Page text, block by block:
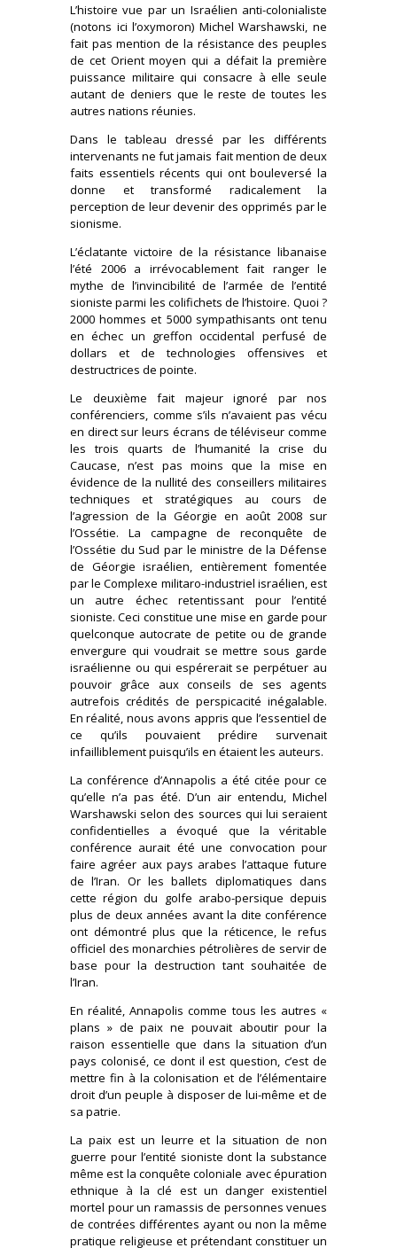
L’histoire vue par un Israélien anti-colonialiste
(notons ici l’oxymoron) Michel Warshawski, ne
fait pas mention de la résistance des peuples
de cet Orient moyen qui a défait la première
puissance militaire qui consacre à elle seule
autant de deniers que le reste de toutes les
autres nations réunies.
Dans le tableau dressé par les différents
intervenants ne fut jamais fait mention de deux
faits essentiels récents qui ont bouleversé la
donne et transformé radicalement la
perception de leur devenir des opprimés par le
sionisme.
L’éclatante victoire de la résistance libanaise
l’été 2006 a irrévocablement fait ranger le
mythe de l’invincibilité de l’armée de l’entité
sioniste parmi les colifichets de l’histoire. Quoi ?
2000 hommes et 5000 sympathisants ont tenu
en échec un greffon occidental perfusé de
dollars et de technologies offensives et
destructrices de pointe.
Le deuxième fait majeur ignoré par nos
conférenciers, comme s’ils n’avaient pas vécu
en direct sur leurs écrans de téléviseur comme
les trois quarts de l’humanité la crise du
Caucase, n’est pas moins que la mise en
évidence de la nullité des conseillers militaires
techniques et stratégiques au cours de
l’agression de la Géorgie en août 2008 sur
l’Ossétie. La campagne de reconquête de
l’Ossétie du Sud par le ministre de la Défense
de Géorgie israélien, entièrement fomentée
par le Complexe militaro-industriel israélien, est
un autre échec retentissant pour l’entité
sioniste. Ceci constitue une mise en garde pour
quelconque autocrate de petite ou de grande
envergure qui voudrait se mettre sous garde
israélienne ou qui espérerait se perpétuer au
pouvoir grâce aux conseils de ses agents
autrefois crédités de perspicacité inégalable.
En réalité, nous avons appris que l’essentiel de
ce qu’ils pouvaient prédire survenait
infailliblement puisqu’ils en étaient les auteurs.
La conférence d’Annapolis a été citée pour ce
qu’elle n’a pas été. D’un air entendu, Michel
Warshawski selon des sources qui lui seraient
confidentielles a évoqué que la véritable
conférence aurait été une convocation pour
faire agréer aux pays arabes l’attaque future
de l’Iran. Or les ballets diplomatiques dans
cette région du golfe arabo-persique depuis
plus de deux années avant la dite conférence
ont démontré plus que la réticence, le refus
officiel des monarchies pétrolières de servir de
base pour la destruction tant souhaitée de
l’Iran.
En réalité, Annapolis comme tous les autres «
plans » de paix ne pouvait aboutir pour la
raison essentielle que dans la situation d’un
pays colonisé, ce dont il est question, c’est de
mettre fin à la colonisation et de l’élémentaire
droit d’un peuple à disposer de lui-même et de
sa patrie.
La paix est un leurre et la situation de non
guerre pour l’entité sioniste dont la substance
même est la conquête coloniale avec épuration
ethnique à la clé est un danger existentiel
mortel pour un ramassis de personnes venues
de contrées différentes ayant ou non la même
pratique religieuse et prétendant constituer un